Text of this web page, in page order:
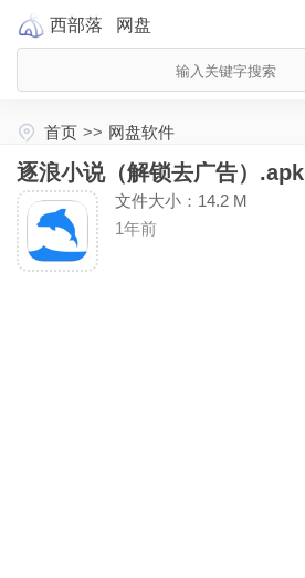
西部落 网盘
首页 >> 网盘软件
逐浪小说（解锁去广告）.apk
文件大小：14.2 M
1年前